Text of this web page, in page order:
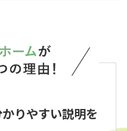
りやすい説明を